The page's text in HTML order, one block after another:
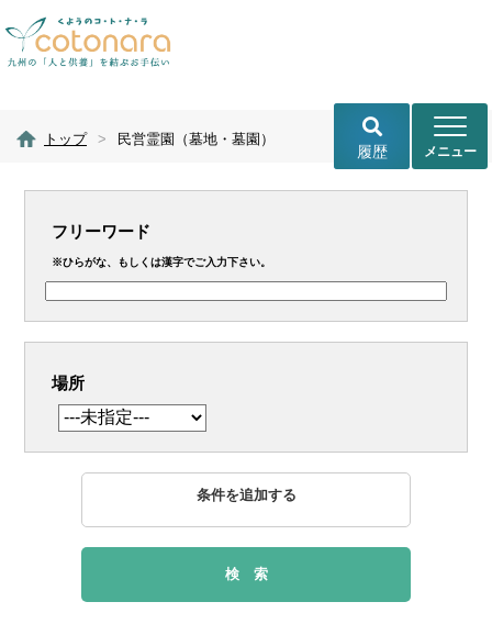
トップ > 民営霊園（墓地・墓園）
フリーワード
※ひらがな、もしくは漢字でご入力下さい。
場所
条件を追加する
履歴